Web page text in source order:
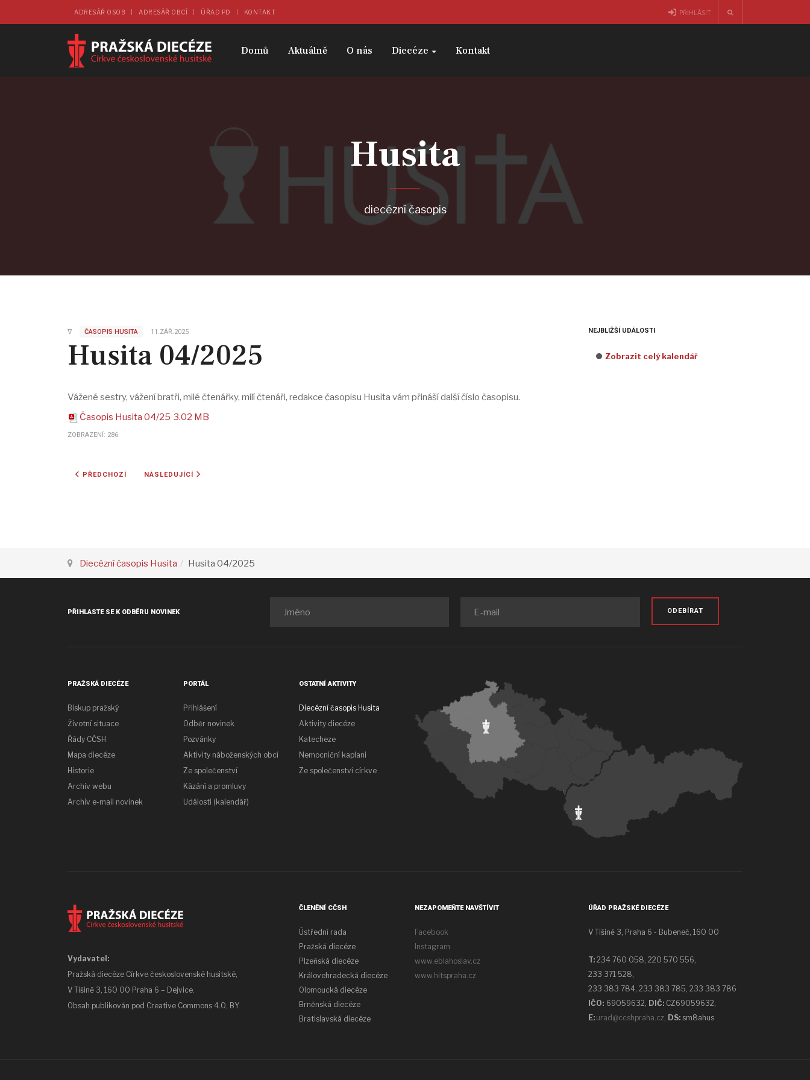
ADRESÁŘ OSOB ADRESÁŘ OBCÍ ÚŘAD PD KONTAKT PŘIHLÁSIT
Domů Aktuálně O nás Diecéze Kontakt
Husita
diecézní časopis
∇ ČASOPIS HUSITA 11.ZÁŘ.2025
Husita 04/2025
Vážené sestry, vážení bratři, milé čtenářky, milí čtenáři, redakce časopisu Husita vám přináší další číslo časopisu.
Časopis Husita 04/25 3.02 MB
ZOBRAZENÍ: 286
PŘEDCHOZÍ ČLÁNEK: HUSITA 05/2025
PŘEDCHOZÍ DALŠÍ ČLÁNEK: HUSITA 03/2025
NÁSLEDUJÍCÍ
NEJBLIŽŠÍ UDÁLOSTI
Zobrazit celý kalendář
Diecézní časopis Husita Husita 04/2025
PŘIHLASTE SE K ODBĚRU NOVINEK ODEBÍRAT
PRAŽSKÁ DIECÉZE
Biskup pražský
Životní situace
Řády CČSH
Mapa diecéze
Historie
Archiv webu
Archiv e-mail novinek
PORTÁL
Přihlášení
Odběr novinek
Pozvánky
Aktivity náboženských obcí
Ze společenství
Kázání a promluvy
Události (kalendář)
OSTATNÍ AKTIVITY
Diecézní časopis Husita
Aktivity diecéze
Katecheze
Nemocniční kaplani
Ze společenství církve
Vydavatel:
Pražská diecéze Církve československé husitské,
V Tišině 3, 160 00 Praha 6 – Dejvice.
Obsah publikován pod Creative Commons 4.0, BY
ČLENĚNÍ CČSH
Ústřední rada
Pražská diecéze
Plzeňská diecéze
Královehradecká diecéze
Olomoucká diecéze
Brněnská diecéze
Bratislavská diecéze
NEZAPOMEŇTE NAVŠTÍVIT
Facebook
Instagram
www.eblahoslav.cz
www.hitspraha.cz
ÚŘAD PRAŽSKÉ DIECÉZE
V Tišině 3, Praha 6 - Bubeneč, 160 00
T: 234 760 058, 220 570 556,
233 371 528,
233 383 784, 233 383 785, 233 383 786
IČO: 69059632, DIČ: CZ69059632
E: urad@ccshpraha.cz DS: sm8ahus